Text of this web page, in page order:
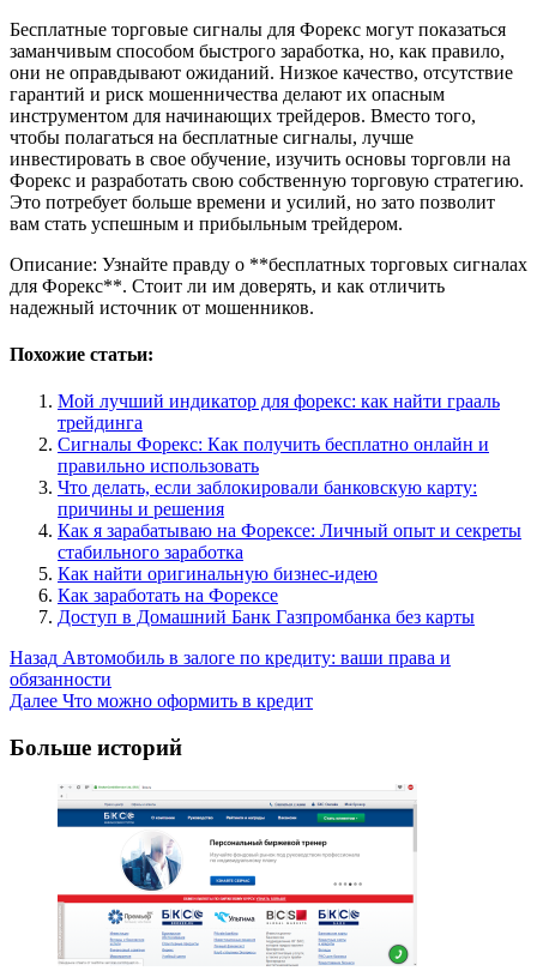
Бесплатные торговые сигналы для Форекс могут показаться
заманчивым способом быстрого заработка, но, как правило,
они не оправдывают ожиданий. Низкое качество, отсутствие
гарантий и риск мошенничества делают их опасным
инструментом для начинающих трейдеров. Вместо того,
чтобы полагаться на бесплатные сигналы, лучше
инвестировать в свое обучение, изучить основы торговли на
Форекс и разработать свою собственную торговую стратегию.
Это потребует больше времени и усилий, но зато позволит
вам стать успешным и прибыльным трейдером.
Описание: Узнайте правду о **бесплатных торговых сигналах
для Форекс**. Стоит ли им доверять, и как отличить
надежный источник от мошенников.
Похожие статьи:
Мой лучший индикатор для форекс: как найти грааль
трейдинга
Сигналы Форекс: Как получить бесплатно онлайн и
правильно использовать
Что делать, если заблокировали банковскую карту:
причины и решения
Как я зарабатываю на Форексе: Личный опыт и секреты
стабильного заработка
Как найти оригинальную бизнес-идею
Как заработать на Форексе
Доступ в Домашний Банк Газпромбанка без карты
Post
Navigation
Назад Автомобиль в залоге по кредиту: ваши права и
обязанности
Далее Что можно оформить в кредит
Больше историй